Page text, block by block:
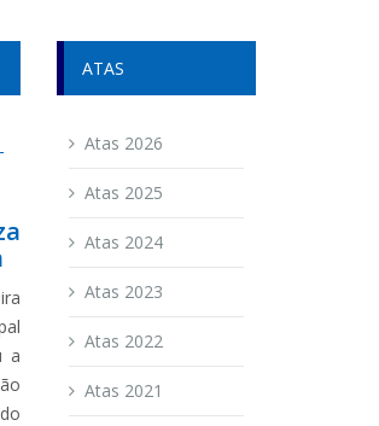
a
ATAS
Atas 2026
Atas 2025
Atas 2024
Atas 2023
Atas 2022
Atas 2021